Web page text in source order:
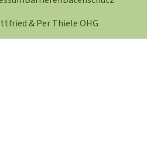
& Per Thiele OHG